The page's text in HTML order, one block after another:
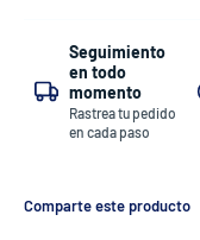
Seguimiento
en todo
momento
Rastrea tu pedido
en cada paso
Comparte este producto